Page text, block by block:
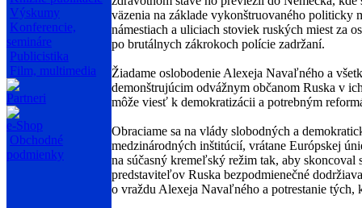
Výskumy
Konferencie,
semináre
Publicistika
Film, multimedia
Partneri
e-Shop
Obchodné
podmienky
väzenia na základe vykonštruovaného politicky
námestiach a uliciach stoviek ruských miest za
po brutálnych zákrokoch polície zadržaní.
Žiadame oslobodenie Alexeja Navaľného a
demonštrujúcim odvážnym občanom Ruska v
môže viesť k demokratizácii a potrebným
Obraciame sa na vlády slobodných a
medzinárodných inštitúcií, vrátane Európskej
na súčasný kremeľský režim tak, aby
predstaviteľov Ruska bezpodmienečné
o vraždu Alexeja Navaľného a potrestanie